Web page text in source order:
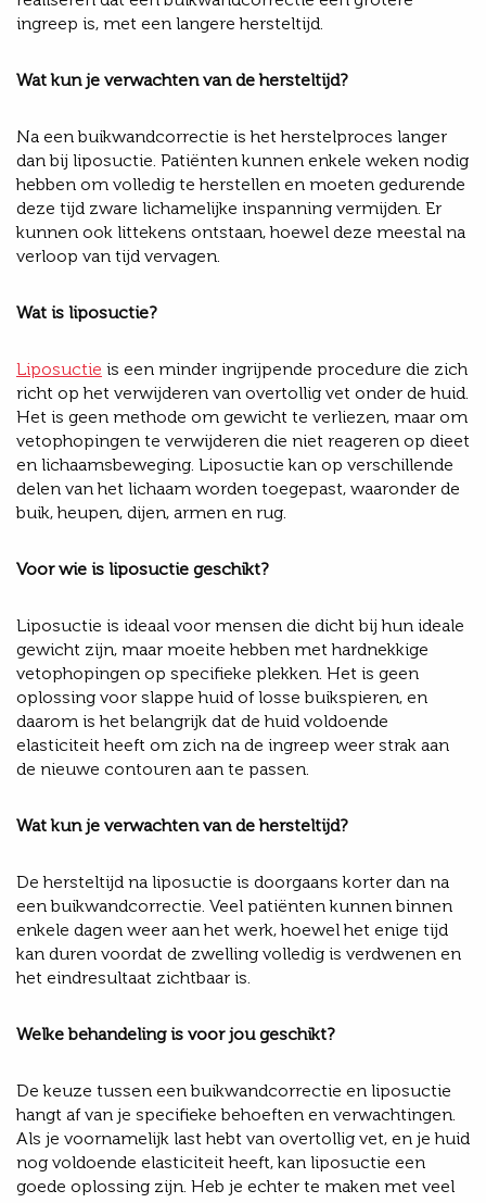
ingreep is, met een langere hersteltijd.
Wat kun je verwachten van de hersteltijd?
Na een buikwandcorrectie is het herstelproces langer
dan bij liposuctie. Patiënten kunnen enkele weken nodig
hebben om volledig te herstellen en moeten gedurende
deze tijd zware lichamelijke inspanning vermijden. Er
kunnen ook littekens ontstaan, hoewel deze meestal na
verloop van tijd vervagen.
Wat is liposuctie?
Liposuctie is een minder ingrijpende procedure die zich
richt op het verwijderen van overtollig vet onder de huid.
Het is geen methode om gewicht te verliezen, maar om
vetophopingen te verwijderen die niet reageren op dieet
en lichaamsbeweging. Liposuctie kan op verschillende
delen van het lichaam worden toegepast, waaronder de
buik, heupen, dijen, armen en rug.
Voor wie is liposuctie geschikt?
Liposuctie is ideaal voor mensen die dicht bij hun ideale
gewicht zijn, maar moeite hebben met hardnekkige
vetophopingen op specifieke plekken. Het is geen
oplossing voor slappe huid of losse buikspieren, en
daarom is het belangrijk dat de huid voldoende
elasticiteit heeft om zich na de ingreep weer strak aan
de nieuwe contouren aan te passen.
Wat kun je verwachten van de hersteltijd?
De hersteltijd na liposuctie is doorgaans korter dan na
een buikwandcorrectie. Veel patiënten kunnen binnen
enkele dagen weer aan het werk, hoewel het enige tijd
kan duren voordat de zwelling volledig is verdwenen en
het eindresultaat zichtbaar is.
Welke behandeling is voor jou geschikt?
De keuze tussen een buikwandcorrectie en liposuctie
hangt af van je specifieke behoeften en verwachtingen.
Als je voornamelijk last hebt van overtollig vet, en je huid
nog voldoende elasticiteit heeft, kan liposuctie een
goede oplossing zijn. Heb je echter te maken met veel